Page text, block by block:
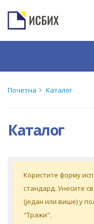
Почетна Каталог
Каталог
Кoриститe форму
стaндaрд. Унeситe
(jeдaн или вишe) у
"Tрaжи".